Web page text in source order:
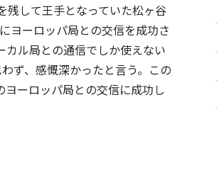
残して王手となっていた松ヶ谷
ヨーロッパ局との交信を成功さ
ル局との通信でしか使えない
ず、感慨深かったと言う。この
ーロッパ局との交信に成功し